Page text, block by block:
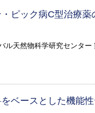
ピック病C型治療薬
ル天然物科学研究センター
ベースとした機能